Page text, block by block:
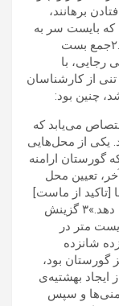
برهانند،
كه ‌بايست سر به
نيست مى‌شدند، به تدارك گورستانى بر‌آمدند.٢جمع ‌بست‌
با
از كارشناسان
مى‌يابد كه
يكى از محل‌هايى
گورستان ارامنه
تعيين محل
[تاكيد از ماست]
هر كجا را كه صلاح مى‌داند به اين كار تخصص دهد.»٣ گزينش
متر در
شانزده
گورستان بود،
توجیه شرعی داشت.٤ پس از ايجاد بهشتيه‌ى
ارمنى‌ها و سپس